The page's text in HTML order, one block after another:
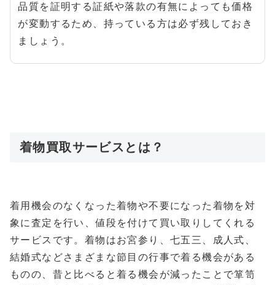
品質を証明する証紙や落款の有無によっても価格
が変動するため、持っている方は必ず残しておき
ましょう。
着物買取サービスとは？
着用機会のなくなった着物や不要になった着物を対
象に査定を行い、値段を付けて買い取りしてくれる
サービスです。着物はお宮参り、七五三、成人式、
結婚式などさまざまな節目の行事で着る機会がある
ものの、昔と比べると着る機会が減ったことで箪笥